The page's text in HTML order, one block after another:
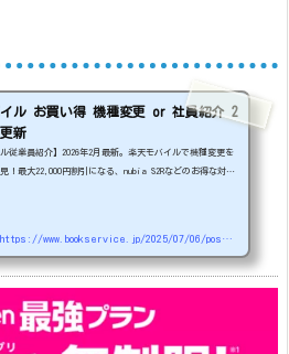
イル お買い得 機種変更 or 社員紹介 2
新
ル従業員紹介】2026年2月最新。楽天モバイルで機種変更を
！最大22,000円割引になる、nubia S2Rなどのお得な対象
1円 arrows We2 Plus #1円
https://www.bookservice.jp/2025/07/06/post-48181